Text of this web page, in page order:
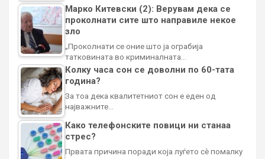
Марко Китевски (2): Верувам дека се
проколнати сите што направиле некое
зло
„Проколнати се оние што ја ограбија
татковината во криминалната…
Колку часа сон се доволни по 60-тата
година?
За тоа дека квалитетниот сон е еден од
најважните…
Како телефонските повици ни станаа
стрес?
Првата причина поради која луѓето сè помалку